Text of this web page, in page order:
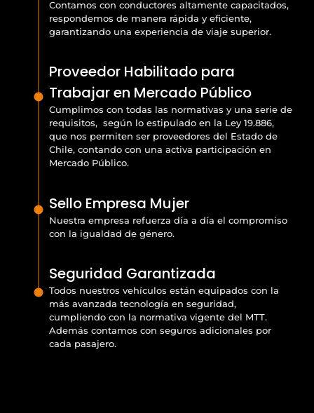
Contamos con conductores altamente capacitados,
respondemos de manera rápida y eficiente,
garantizando una experiencia de viaje superior.
Proveedor Habilitado para
Trabajar en Mercado Público
Cumplimos con todas las normativas y una serie de
requisitos, según lo estipulado en la Ley 19.886,
que nos permiten ser proveedores del Estado de
Chile, contando con una activa participación en
Mercado Público.
Sello Empresa Mujer
Nuestra empresa refuerza día a día el compromiso
con la igualdad de género.
Seguridad Garantizada
Todos nuestros vehículos están equipados con la
más avanzada tecnología en seguridad,
cumpliendo con la normativa vigente del MTT.
Además contamos con seguros adicionales por
cada pasajero.